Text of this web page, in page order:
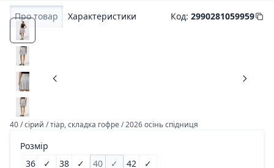
Про товар Характеристики Код: 2990281059959
40 / сірий / тіар, складка гофре / 2026 осінь спідниця
Розмір
36
✓ 38 ✓ 40 ✓ 42 ✓